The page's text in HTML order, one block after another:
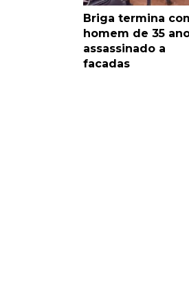
Briga termina
homem de 35
assassinado a
facadas